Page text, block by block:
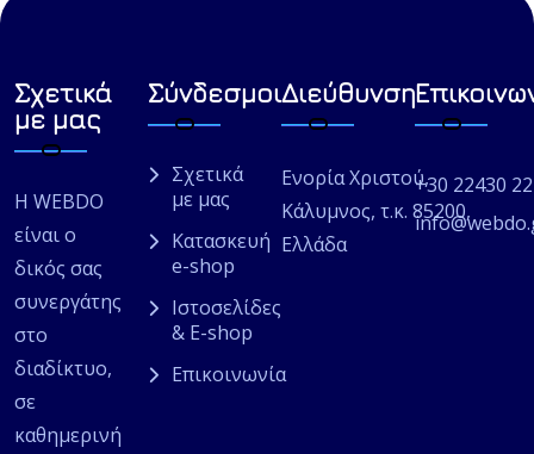
Σχετικά
με μας
Η WEBDO
είναι ο
δικός σας
συνεργάτης
στο
διαδίκτυο,
σε
καθημερινή
Σύνδεσμοι
Σχετικά
με μας
Κατασκευή
e-shop
Ιστοσελίδες
& E-shop
Επικοινωνία
Διεύθυνση
Ενορία Χριστού,
Κάλυμνος, τ.κ. 85200,
Ελλάδα
+30 22430